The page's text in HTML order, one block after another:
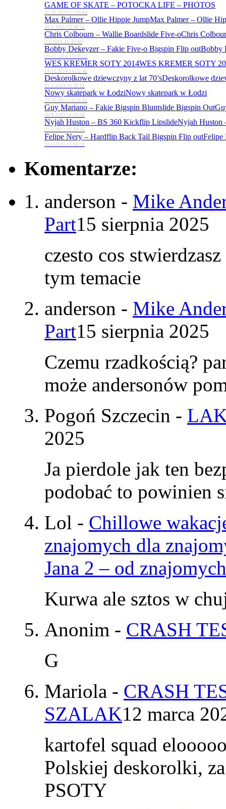
GAME OF SKATE – POTOCKA LIFE – PHOTOS
26.10.2024 17:00:43
Max Palmer – Ollie Hippie JumpMax Palmer – Ollie
18.1.2015 15:48:50
Chris Colbourn – Wallie Boardslide Five-oChris
7.1.2015 11:43:49
Bobby Dekeyzer – Fakie Five-o Bigspin Flip outBobby
19.12.2014 13:09:50
WES KREMER SOTY 2014WES KREMER SOTY
14.12.2014 14:52:46
Deskorolkowe dziewczyny z lat 70’sDeskorolkowe
15.5.2014 20:38:11
Nowy skatepark w ŁodziNowy skatepark w Łodzi
23.10.2013 16:51:05
Guy Mariano – Fakie Bigspin Bluntslide Bigspin Out
30.9.2013 21:55:38
Nyjah Huston – BS 360 Kickflip LipslideNyjah Huston
27.9.2013 22:19:53
Felipe Nery – Hardflip Back Tail Bigspin Flip outFelipe
18.9.2013 15:05:35
Komentarze:
anderson - Mike
Part15 sierpnia 2025
czesto cos
tym temacie
anderson - Mike
Part15 sierpnia 2025
Czemu rzadkością?
może andersonów
Pogoń Szczecin -
2025
Ja pierdole jak ten
podobać to powinien
Lol - Chillowe
znajomych dla
Jana 2 – od
Kurwa ale sztos w
Anonim - CRASH
G
Mariola - CRASH
SZALAK12 marca
kartofel squad
Polskiej deskorolki,
PSOTY